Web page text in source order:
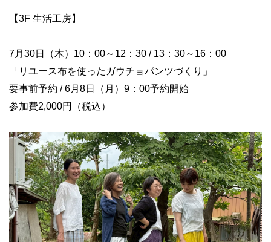
【3F 生活工房】
7月30日（木）10：00～12：30 / 13：30～16：00
「リユース布を使ったガウチョパンツづくり」
要事前予約 / 6月8日（月）9：00予約開始
参加費2,000円（税込）